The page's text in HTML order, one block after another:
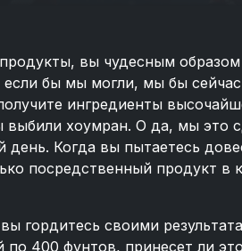
вы чудесным
бы мы могли, мы бы
ингредиенты
выбили хоумран. О да, мы
Когда вы пытаетесь
посредственный продукт в
гордитесь своими
400 фунтов, принесет ли